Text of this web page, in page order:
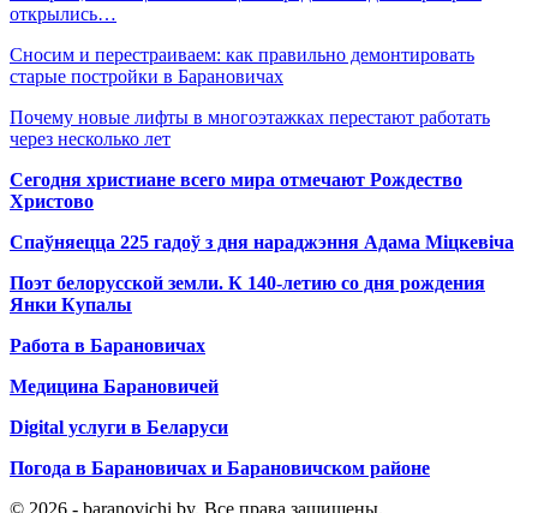
открылись…
Сносим и перестраиваем: как правильно демонтировать
старые постройки в Барановичах
Почему новые лифты в многоэтажках перестают работать
через несколько лет
Сегодня христиане всего мира отмечают Рождество
Христово
Спаўняецца 225 гадоў з дня нараджэння Адама Міцкевіча
Поэт белорусской земли. К 140-летию со дня рождения
Янки Купалы
Работа в Барановичах
Медицина Барановичей
Digital услуги в Беларуси
Погода в Барановичах и Барановичском районе
© 2026 - baranovichi.by. Все права защищены.